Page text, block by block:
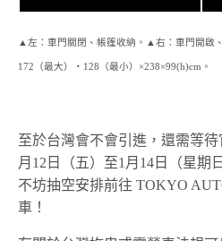
▲左：車門關閉、帳篷收納。▲右：車門開啟
172（最大）・128（最小）×238×99(h)cm。
至於台灣會不會引進，還需等待
月12日（五）至1月14日（星期
不坊抽空安排前往 TOKYO
車！